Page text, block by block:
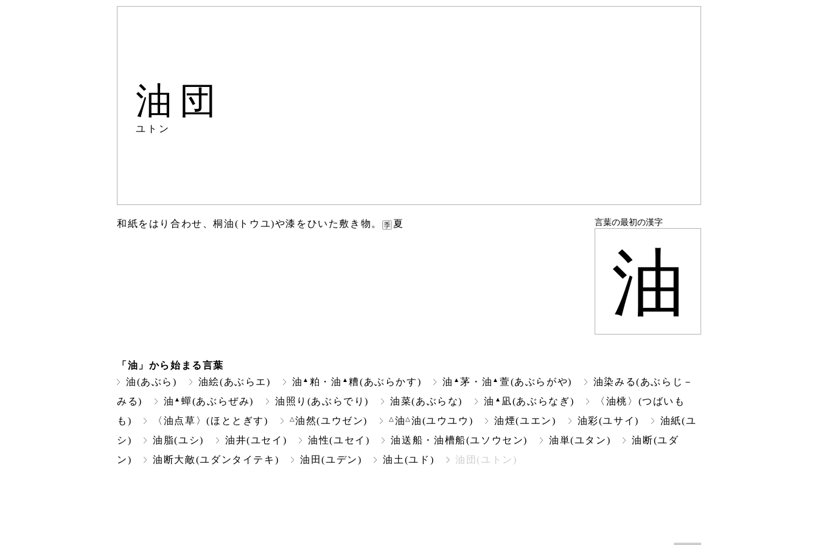
油団
ユトン
和紙をはり合わせ、桐油(トウユ)や漆をひいた敷き物。 夏 言葉の最初の漢字
油
「油」から始まる言葉
油(あぶら)
油絵(あぶらエ) 油 ▲ 粕・油 ▲糟(あぶらかす) 油 ▲茅・油 ▲ 萱(あぶらがや)
油染みる(あぶらじ－
みる)
油 ▲蟬(あぶらぜみ) 油照り(あぶらでり) 油菜(あぶらな) 油 ▲ 凪(あぶらなぎ)
〈油桃〉(つばいも
も)
〈油点草〉(ほととぎす) △油然(ユウゼン) △ 油△ 油(ユウユウ) 油煙(ユエン) 油彩(ユサイ)
油紙(ユ
シ)
油脂(ユシ) 油井(ユセイ) 油性(ユセイ) 油送船・油槽船(ユソウセン) 油単(ユタン)
油断(ユダ
ン)
油断大敵(ユダンタイテキ) 油田(ユデン) 油土(ユド) 油団(ユトン)